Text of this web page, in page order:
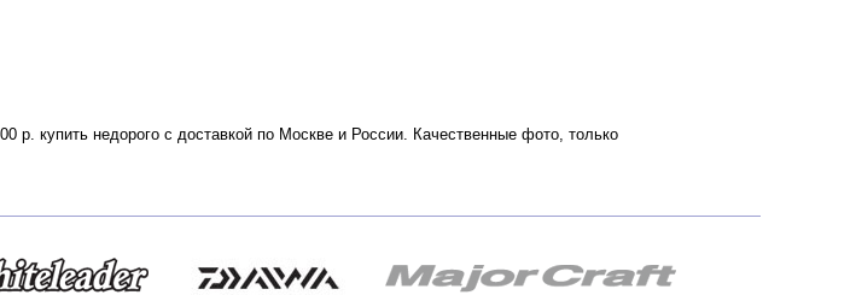
р. купить недорого с доставкой по Москве и России. Качественные фото, только